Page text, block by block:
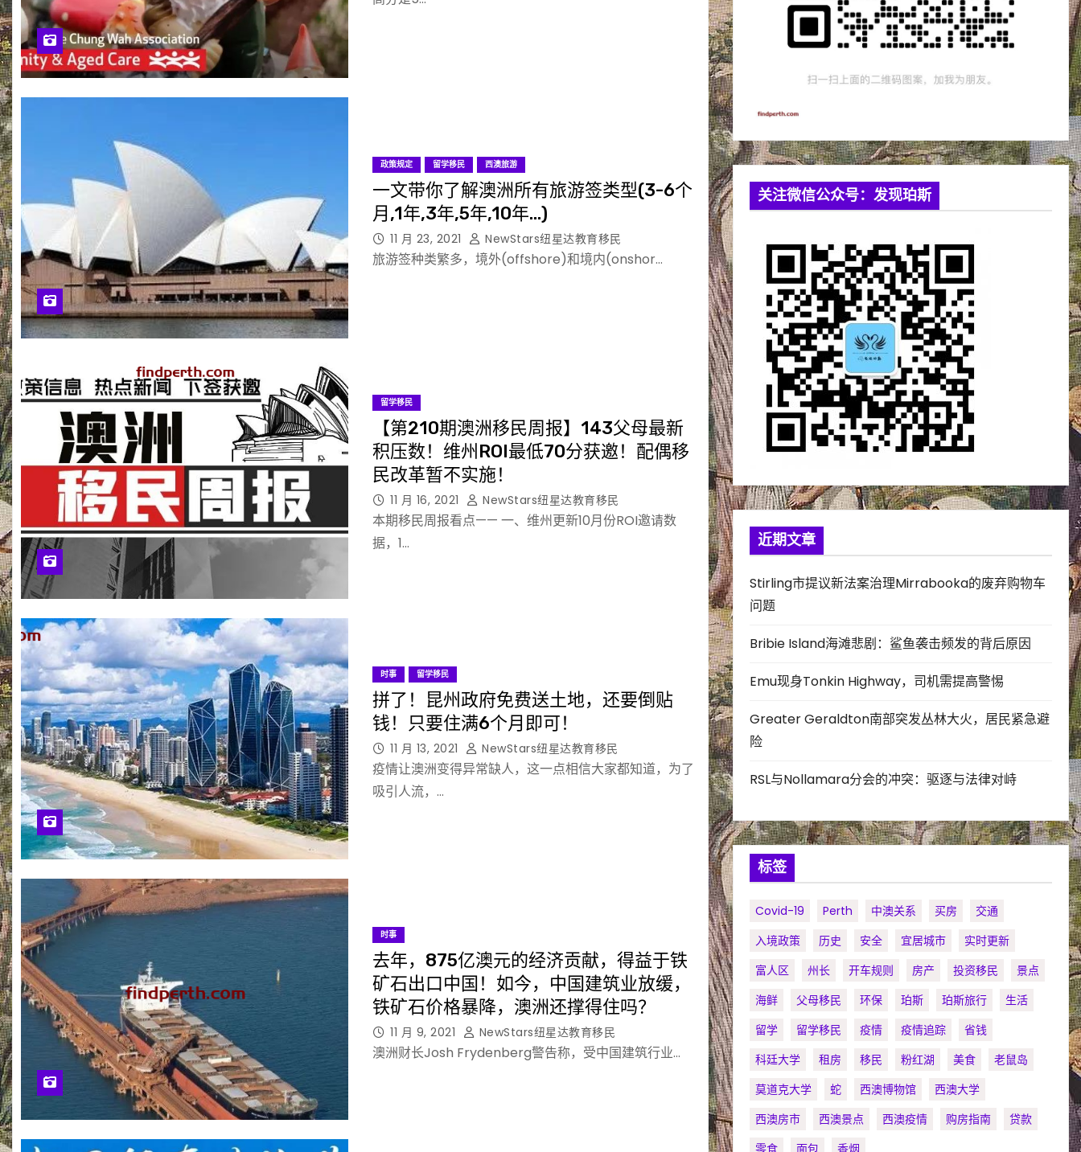
政策规定 留学移民 西澳旅游
一文带你了解澳洲所有旅游签类型(3-6个
月,1年,3年,5年,10年…)
11 月 23, 2021 NewStars纽星达教育移民
旅游签种类繁多，境外(offshore)和境内(onshor…
留学移民
【第210期澳洲移民周报】143父母最新
积压数！维州ROI最低70分获邀！配偶移
民改革暂不实施！
11 月 16, 2021 NewStars纽星达教育移民
本期移民周报看点—— 一、维州更新10月份ROI邀请数
据，1…
时事 留学移民
拼了！昆州政府免费送土地，还要倒贴
钱！只要住满6个月即可！
11 月 13, 2021 NewStars纽星达教育移民
疫情让澳洲变得异常缺人，这一点相信大家都知道，为了
吸引人流，…
时事
去年，875亿澳元的经济贡献，得益于铁
矿石出口中国！如今，中国建筑业放缓，
铁矿石价格暴降，澳洲还撑得住吗？
11 月 9, 2021 NewStars纽星达教育移民
澳洲财长Josh Frydenberg警告称，受中国建筑行业…
关注微信公众号：发现珀斯
近期文章
Stirling市提议新法案治理Mirrabooka的废弃购物车
问题
Bribie Island海滩悲剧：鲨鱼袭击频发的背后原因
Emu现身Tonkin Highway，司机需提高警惕
Greater Geraldton南部突发丛林大火，居民紧急避
险
RSL与Nollamara分会的冲突：驱逐与法律对峙
标签
Covid-19 Perth 中澳关系 买房
交通
入境政策
历史 安全 宜居城市
实时更新
富人区
州长 开车规则 房产 投资移民
景点
海鲜
父母移民 环保 珀斯 珀斯旅行
生活
留学
留学移民 疫情 疫情追踪
省钱
科廷大学
租房 移民 粉红湖 美食
老鼠岛
莫道克大学
蛇 西澳博物馆
西澳大学
西澳房市
西澳景点 西澳疫情 购房指南
贷款
零食
面包 香烟